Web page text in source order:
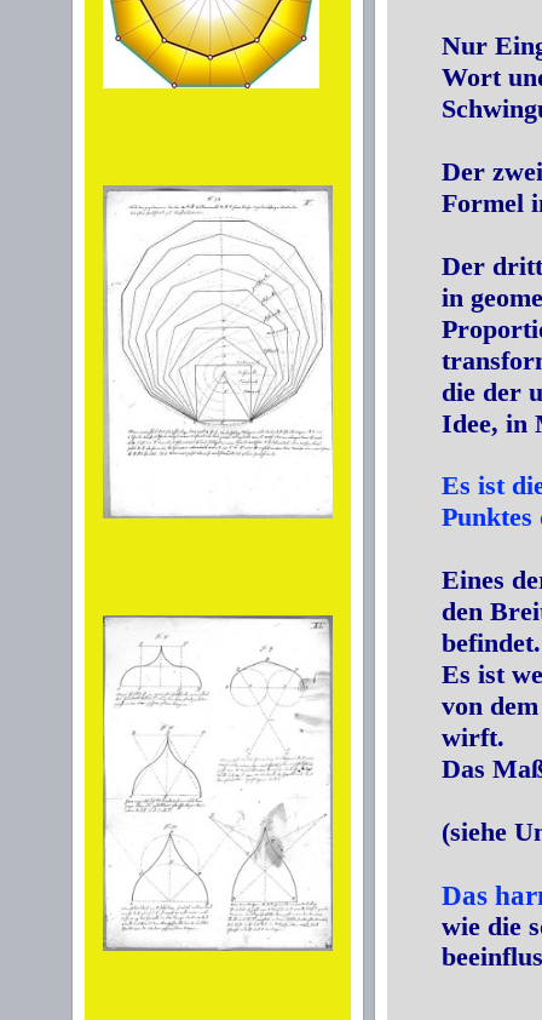
Nur
Wort
Der
Formel
Der
in
die der
Idee, in
Es ist
Eines
den
befindet.
Es ist
von
wirft.
Das
(siehe
Das
wie die